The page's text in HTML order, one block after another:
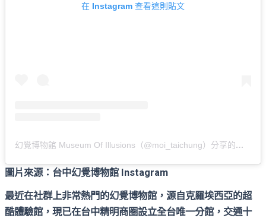
在 Instagram 查看這則貼文
幻覺博物館 Museum Of Illusions（@moi_taichung）分享的貼文
圖片來源：台中幻覺博物館 Instagram
最近在社群上非常熱門的幻覺博物館，源自克羅埃西亞的超
酷體驗館，現已在台中精明商圈設立全台唯一分館，交通十